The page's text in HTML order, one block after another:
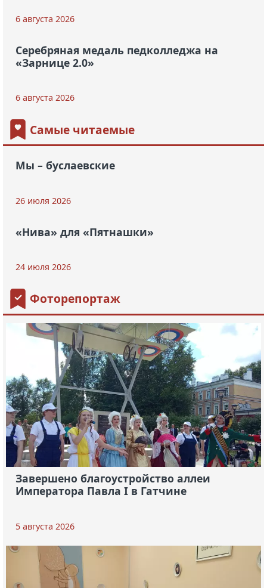
6 августа 2026
Серебряная медаль педколледжа на
«Зарнице 2.0»
6 августа 2026
Самые читаемые
Мы – буслаевские
26 июля 2026
«Нива» для «Пятнашки»
24 июля 2026
Фоторепортаж
Завершено благоустройство аллеи
Императора Павла I в Гатчине
5 августа 2026